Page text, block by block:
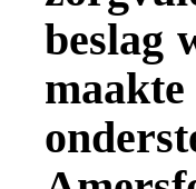
beslag